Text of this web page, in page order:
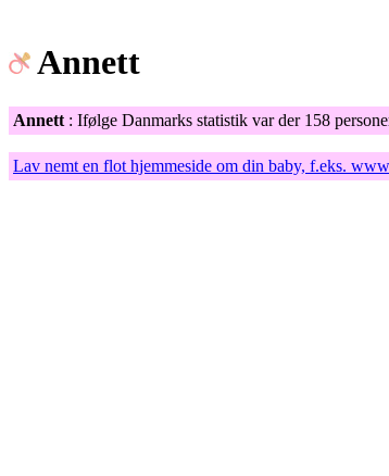
Annett
Annett : Ifølge Danmarks statistik var der 158
Lav nemt en flot hjemmeside om din baby, f.eks.